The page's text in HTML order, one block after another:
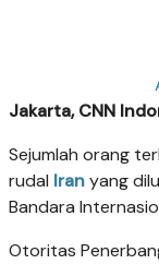
Jakarta, CNN
Sejumlah orang
rudal Iranyang
Bandara
Otoritas